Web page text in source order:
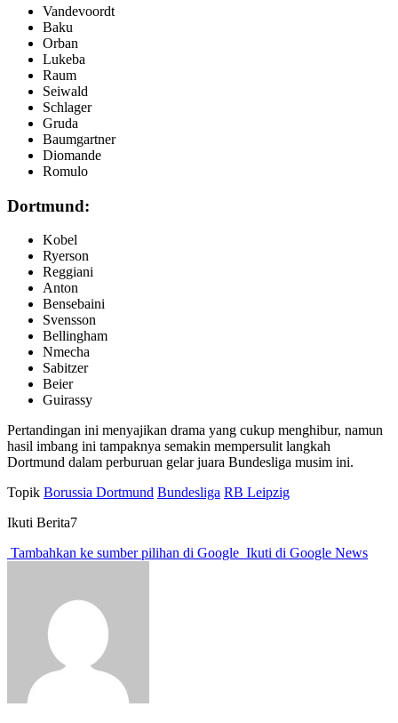
Vandevoordt
Baku
Orban
Lukeba
Raum
Seiwald
Schlager
Gruda
Baumgartner
Diomande
Romulo
Dortmund:
Kobel
Ryerson
Reggiani
Anton
Bensebaini
Svensson
Bellingham
Nmecha
Sabitzer
Beier
Guirassy
Pertandingan ini menyajikan drama yang cukup menghibur, namun
hasil imbang ini tampaknya semakin mempersulit langkah
Dortmund dalam perburuan gelar juara Bundesliga musim ini.
Topik Borussia Dortmund Bundesliga RB Leipzig
Ikuti Berita7
Tambahkan ke sumber pilihan di Google Ikuti di Google News